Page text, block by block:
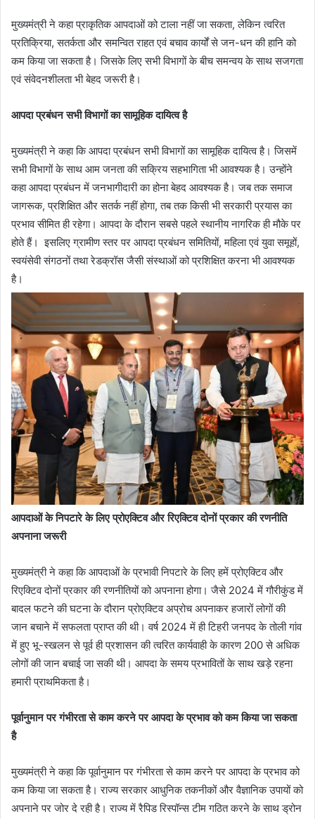
मुख्यमंत्री ने कहा प्राकृतिक आपदाओं को टाला नहीं जा सकता, लेकिन त्वरित
प्रतिक्रिया, सतर्कता और समन्वित राहत एवं बचाव कार्यों से जन-धन की हानि को
कम किया जा सकता है। जिसके लिए सभी विभागों के बीच समन्वय के साथ सजगता
एवं संवेदनशीलता भी बेहद जरूरी है।
आपदा प्रबंधन सभी विभागों का सामूहिक दायित्व है
मुख्यमंत्री ने कहा कि आपदा प्रबंधन सभी विभागों का सामूहिक दायित्व है। जिसमें
सभी विभागों के साथ आम जनता की सक्रिय सहभागिता भी आवश्यक है। उन्होंने
कहा आपदा प्रबंधन में जनभागीदारी का होना बेहद आवश्यक है। जब तक समाज
जागरूक, प्रशिक्षित और सतर्क नहीं होगा, तब तक किसी भी सरकारी प्रयास का
प्रभाव सीमित ही रहेगा। आपदा के दौरान सबसे पहले स्थानीय नागरिक ही मौके पर
होते हैं। इसलिए ग्रामीण स्तर पर आपदा प्रबंधन समितियों, महिला एवं युवा समूहों,
स्वयंसेवी संगठनों तथा रेडक्रॉस जैसी संस्थाओं को प्रशिक्षित करना भी आवश्यक
है।
आपदाओं के निपटारे के लिए प्रोएक्टिव और रिएक्टिव दोनों प्रकार की रणनीति
अपनाना जरूरी
मुख्यमंत्री ने कहा कि आपदाओं के प्रभावी निपटारे के लिए हमें प्रोएक्टिव और
रिएक्टिव दोनों प्रकार की रणनीतियों को अपनाना होगा। जैसे 2024 में गौरीकुंड में
बादल फटने की घटना के दौरान प्रोएक्टिव अप्रोच अपनाकर हजारों लोगों की
जान बचाने में सफलता प्राप्त की थी। वर्ष 2024 में ही टिहरी जनपद के तोली गांव
में हुए भू-स्खलन से पूर्व ही प्रशासन की त्वरित कार्यवाही के कारण 200 से अधिक
लोगों की जान बचाई जा सकी थी। आपदा के समय प्रभावितों के साथ खड़े रहना
हमारी प्राथमिकता है।
पूर्वानुमान पर गंभीरता से काम करने पर आपदा के प्रभाव को कम किया जा सकता
है
मुख्यमंत्री ने कहा कि पूर्वानुमान पर गंभीरता से काम करने पर आपदा के प्रभाव को
कम किया जा सकता है। राज्य सरकार आधुनिक तकनीकों और वैज्ञानिक उपायों को
अपनाने पर जोर दे रही है। राज्य में रैपिड रिस्पॉन्स टीम गठित करने के साथ ड्रोन